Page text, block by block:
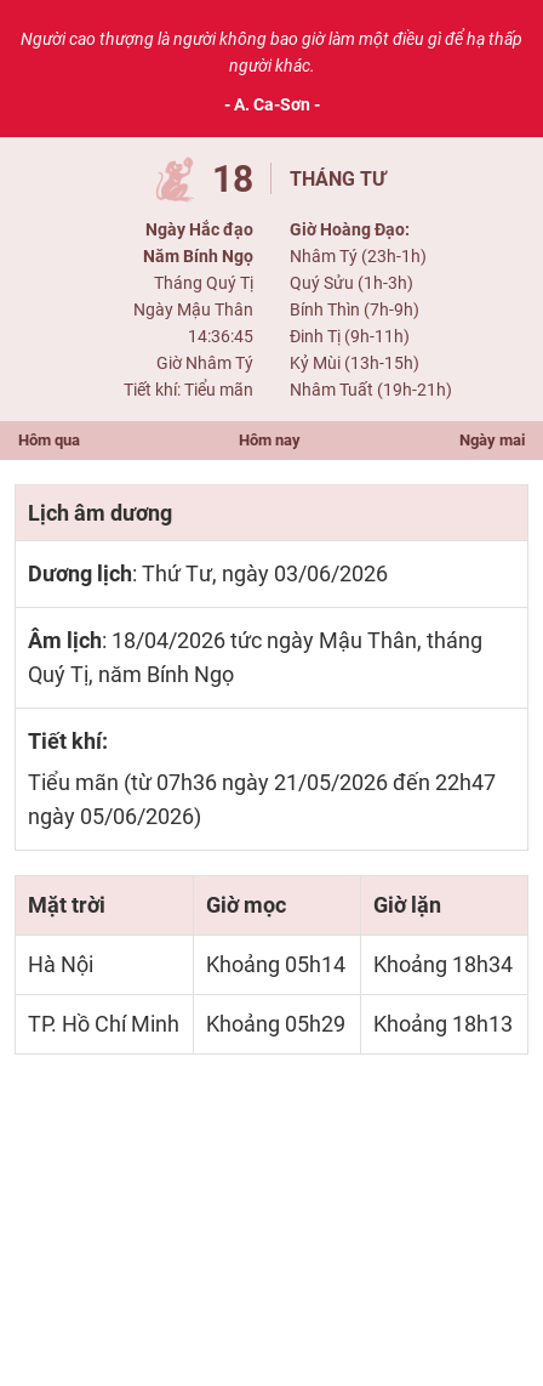
Người cao thượng là người không bao giờ làm một điều gì để hạ thấp
người khác.
- A. Ca-Sơn -
18
Ngày Hắc đạo
Năm Bính Ngọ
Tháng Quý Tị
Ngày Mậu Thân
14:36:45
Giờ Nhâm Tý
Tiết khí: Tiểu mãn
THÁNG TƯ
Giờ Hoàng Đạo:
Nhâm Tý (23h-1h)
Quý Sửu (1h-3h)
Bính Thìn (7h-9h)
Đinh Tị (9h-11h)
Kỷ Mùi (13h-15h)
Nhâm Tuất (19h-21h)
Hôm qua Hôm nay Ngày mai
Lịch âm dương
Dương lịch: Thứ Tư, ngày 03/06/2026
Âm lịch: 18/04/2026 tức ngày Mậu Thân, tháng
Quý Tị, năm Bính Ngọ
Tiết khí:
Tiểu mãn (từ 07h36 ngày 21/05/2026 đến 22h47
ngày 05/06/2026)
Mặt trời Giờ mọc Giờ lặn
Hà Nội Khoảng 05h14 Khoảng 18h34
TP. Hồ Chí Minh Khoảng 05h29 Khoảng 18h13